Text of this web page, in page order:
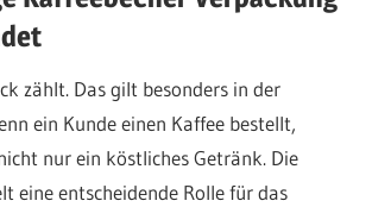
zählt. Das gilt besonders in der
ein Kunde einen Kaffee bestellt,
nur ein köstliches Getränk. Die
eine entscheidende Rolle für das